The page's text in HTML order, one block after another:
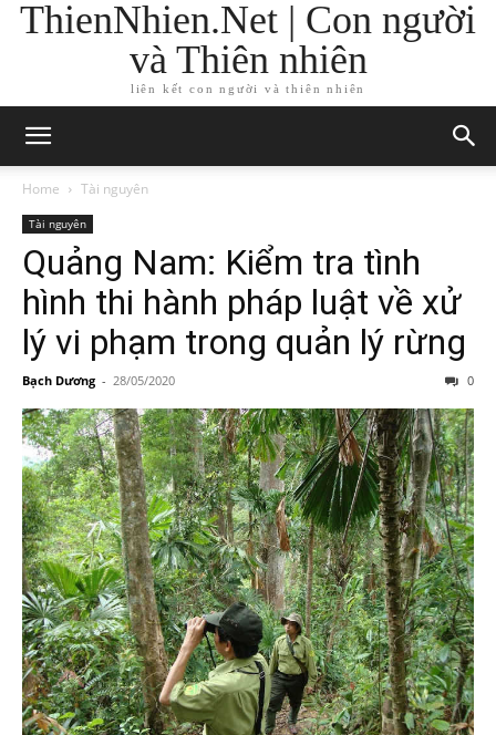
ThienNhien.Net | Con người
và Thiên nhiên
liên kết con người và thiên nhiên
Home Tài nguyên
Tài nguyên
Quảng Nam: Kiểm tra tình
hình thi hành pháp luật về xử
lý vi phạm trong quản lý rừng
Bạch Dương - 28/05/2020 0